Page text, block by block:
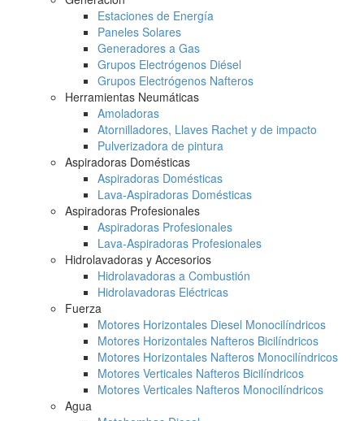
Estaciones de Energía
Paneles Solares
Generadores a Gas
Grupos Electrógenos Diésel
Grupos Electrógenos Nafteros
Herramientas Neumáticas
Amoladoras
Atornilladores, Llaves Rachet y de impacto
Pulverizadora de pintura
Aspiradoras Domésticas
Aspiradoras Domésticas
Lava-Aspiradoras Domésticas
Aspiradoras Profesionales
Aspiradoras Profesionales
Lava-Aspiradoras Profesionales
Hidrolavadoras y Accesorios
Hidrolavadoras a Combustión
Hidrolavadoras Eléctricas
Fuerza
Motores Horizontales Diesel Monocilíndricos
Motores Horizontales Nafteros Bicilíndricos
Motores Horizontales Nafteros Monocilíndricos
Motores Verticales Nafteros Bicilíndricos
Motores Verticales Nafteros Monocilíndricos
Agua